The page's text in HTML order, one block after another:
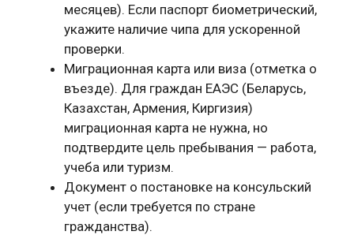
месяцев). Если паспорт биометрический,
укажите наличие чипа для ускоренной
проверки.
Миграционная карта или виза (отметка о
въезде). Для граждан ЕАЭС (Беларусь,
Казахстан, Армения, Киргизия)
миграционная карта не нужна, но
подтвердите цель пребывания — работа,
учеба или туризм.
Документ о постановке на консульский
учет (если требуется по стране
гражданства).